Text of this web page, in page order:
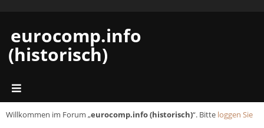
eurocomp.info
(historisch)
Willkommen im Forum „eurocomp.info (historisch)“. Bitte loggen Sie